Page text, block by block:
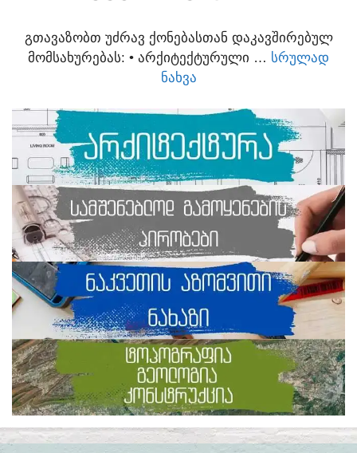
ᲒᲗᲐᲕᲐᲖᲝᲑᲗ ᲣᲫᲠᲐᲕ ᲥᲝᲜᲔᲑᲐᲡᲗᲐᲜ ᲓᲐᲙᲐᲕᲨᲘᲠᲔᲑᲣᲚ
ᲛᲝᲛᲡᲐᲮᲣᲠᲔᲑᲐᲡ:​ • ᲐᲠᲥᲘᲢᲔᲥᲢᲣᲠᲣᲚᲘ … ᲡᲠᲣᲚᲐᲓ
ᲜᲐᲮᲕᲐ